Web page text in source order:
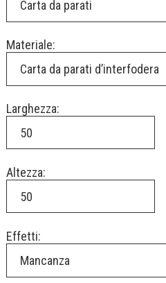
Carta da parati
Materiale:
Carta da parati d’interfodera
Larghezza:
Altezza:
Effetti:
Mancanza